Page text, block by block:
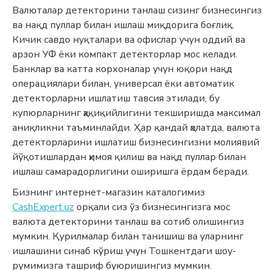
Валюталар детекторини танлаш сизинг бизнесингиз
ва нақд пуллар билан ишлаш миқдорига боғлиқ.
Кичик савдо нуқталари ва офислар учун оддий ва
арзон УФ ёки компакт детекторлар мос келади.
Банклар ва катта корхоналар учун юқори нақд
операциялари билан, универсал ёки автоматик
детекторларни ишлатиш тавсия этилади, бу
купюрларнинг ҳақиқийлигини текширишда максимал
аниқликни таъминлайди. Ҳар қандай ҳолатда, валюта
детекторларини ишлатиш бизнесингизни молиявий
йўқотишлардан ҳимоя қилиш ва нақд пуллар билан
ишлаш самарадорлигини оширишга ёрдам беради.
Бизнинг интернет-магазин каталогимиз
CashExpert.uz орқали сиз ўз бизнесингизга мос
валюта детекторини танлаш ва сотиб олишингиз
мумкин. Қурилмалар билан танишиш ва уларнинг
ишлашини синаб кўриш учун Тошкентдаги шоу-
румимизга ташриф буюришингиз мумкин.